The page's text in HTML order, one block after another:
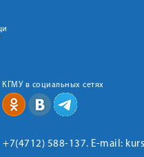
КГМУ в социальных сетях
588-137. E-mail: